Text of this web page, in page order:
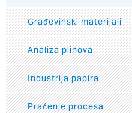
Građevinski materijali
Analiza plinova
Industrija papira
Praćenje procesa